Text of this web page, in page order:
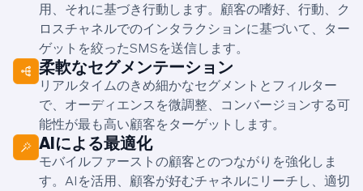
用、それに基づき行動します。顧客の嗜好、行動、ク
ロスチャネルでのインタラクションに基づいて、ター
ゲットを絞ったSMSを送信します。
柔軟なセグメンテーション
リアルタイムのきめ細かなセグメントとフィルター
で、オーディエンスを微調整、コンバージョンする可
能性が最も高い顧客をターゲットします。
AIによる最適化
モバイルファーストの顧客とのつながりを強化しま
す。AIを活用、顧客が好むチャネルにリーチし、適切